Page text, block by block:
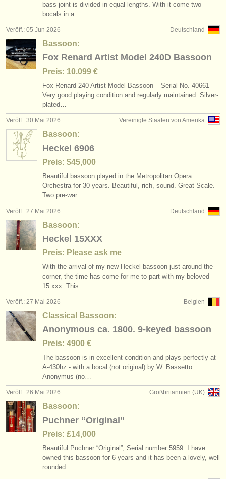
bass joint is divided in equal lengths. With it come two
bocals in a…
Deutschland
Veröff.: 05 Jun 2026
Bassoon:
Fox Renard Artist Model 240D Bassoon
Preis: 10.099 €
Fox Renard 240 Artist Model Bassoon – Serial No. 40661
Very good playing condition and regularly maintained. Silver-
plated…
Vereinigte Staaten von Amerika
Veröff.: 30 Mai 2026
Bassoon:
Heckel 6906
Preis: $45,000
Beautiful bassoon played in the Metropolitan Opera
Orchestra for 30 years. Beautiful, rich, sound. Great Scale.
Two pre-war…
Deutschland
Veröff.: 27 Mai 2026
Bassoon:
Heckel 15XXX
Preis: Please ask me
With the arrival of my new Heckel bassoon just around the
corner, the time has come for me to part with my beloved
15.xxx. This…
Belgien
Veröff.: 27 Mai 2026
Classical Bassoon:
Anonymous ca. 1800. 9-keyed bassoon
Preis: 4900 €
The bassoon is in excellent condition and plays perfectly at
A-430hz - with a bocal (not original) by W. Bassetto.
Anonymus (no…
Großbritannien (UK)
Veröff.: 26 Mai 2026
Bassoon:
Puchner “Original”
Preis: £14,000
Beautiful Puchner “Original”, Serial number 5959. I have
owned this bassoon for 6 years and it has been a lovely, well
rounded…